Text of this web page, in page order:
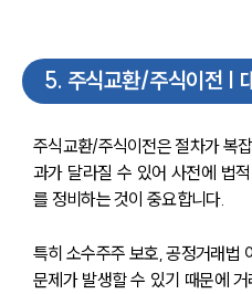
5. 주식교환/주식이전 |
주식교환/주식이전은 절차가 복
과가 달라질 수 있어 사전에 법
를 정비하는 것이 중요합니다.
특히 소수주주 보호, 공정거래법
문제가 발생할 수 있기 때문에